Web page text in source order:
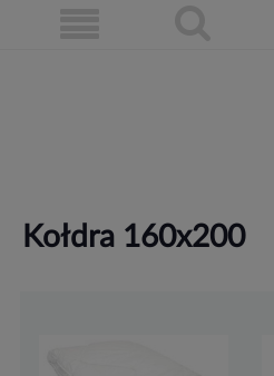
Kołdra 160x200